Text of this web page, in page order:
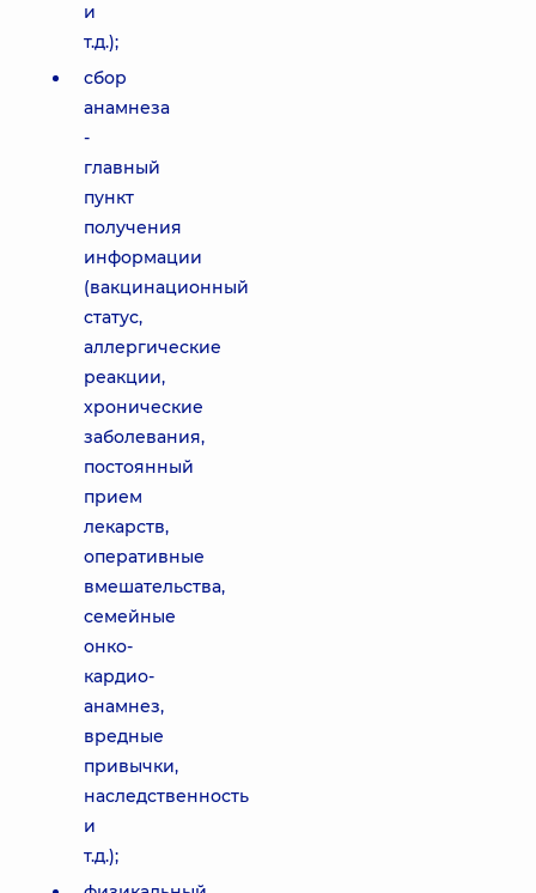
и
т.д.);
сбор
анамнеза
-
главный
пункт
получения
информации
(вакцинационный
статус,
аллергические
реакции,
хронические
заболевания,
постоянный
прием
лекарств,
оперативные
вмешательства,
семейные
онко-
кардио-
анамнез,
вредные
привычки,
наследственность
и
т.д.);